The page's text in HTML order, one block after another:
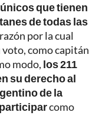
que tienen
de todas las
por la cual
como capitán
modo, los 211
su derecho al
de la
como